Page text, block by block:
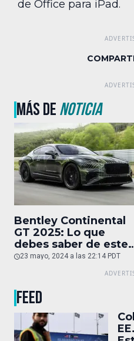
de Office para iPad.
MÁS DENOTICIA
Bentley Continental
GT 2025: Lo que
debes saber de este
auto de superlujo
23 mayo, 2024 a las 22:14 PDT
FEED